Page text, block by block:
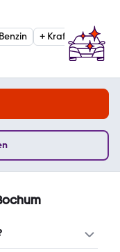
Benzin + Kraftstoffart